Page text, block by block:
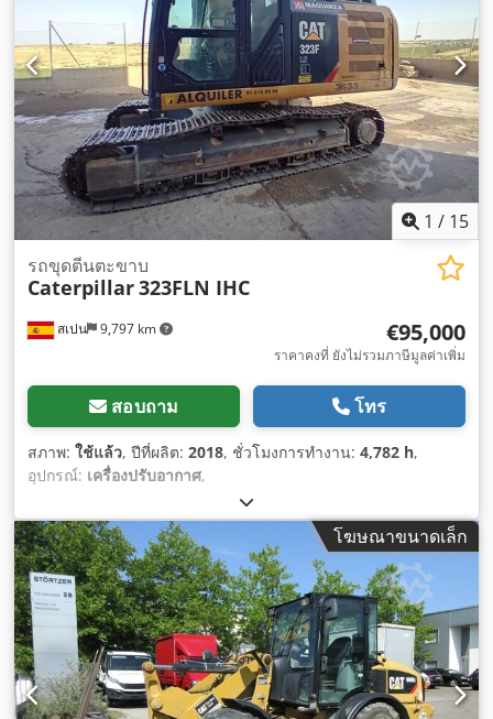
1 / 15
สเปน 9,797 km
รถขุดตีนตะขาบ
Caterpillar323FLN IHC
€95,000
ราคาคงที่ ยังไม่รวมภาษีมูลค่าเพิ่ม
สอบถาม โทร
สภาพ: ใช้แล้ว, ปีที่ผลิต: 2018, ชั่วโมงการทำงาน: 4,782 h,
อุปกรณ์: เครื่องปรับอากาศ,
โฆษณาขนาดเล็ก